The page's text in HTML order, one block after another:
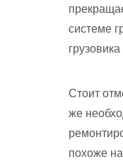
системе
Стоит
же
похоже